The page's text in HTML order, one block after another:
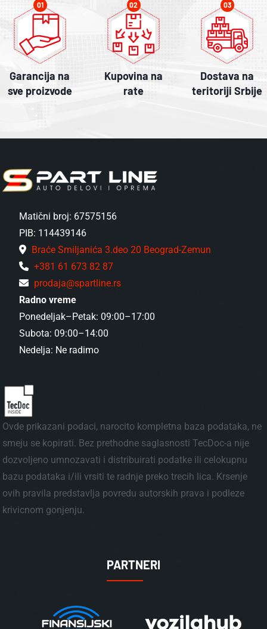
01
Garancija na
sve proizvode
02
Kupovina na
rate
03
Dostava na
teritoriji Srbije
Matični broj: 67575156
PIB: 114439146
Braće Smiljanića 3.deo 20 Beograd-Zemun
+381 61 673 82 87
prodaja@spartline.rs
Radno vreme
Ponedeljak–Petak: 09:00–17:00
Subota: 09:00–14:00
Nedelja: Ne radimo
Ovde prikazani podaci, narocito kompletna baza podataka, ne
smeju se kopirati. Bez prethodne saglasnosti TecDoc-a nije
dozvoljeno umnozavati i distribuirati podatke ili celokupnu
bazu podataka i/ili vrsiti te radnje preko trecih lica. Krsenje
ovih pravila predstavlja povredu autorskih prava i podleze
krivicnom gonjenju.
PARTNERI